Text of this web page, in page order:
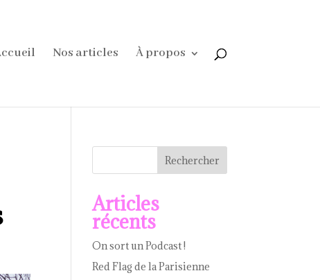
Nos articles À propos
Rechercher
Articles
récents
On sort un Podcast !
Red Flag de la Parisienne